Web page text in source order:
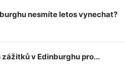
nesmíte letos vynechat?
v Edinburghu pro...